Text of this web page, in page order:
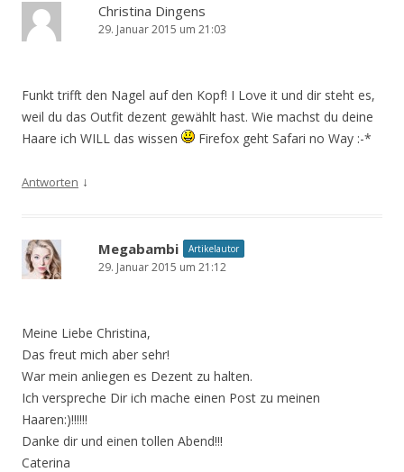
Christina Dingens
29. Januar 2015 um 21:03
Funkt trifft den Nagel auf den Kopf! I Love it und dir steht es,
weil du das Outfit dezent gewählt hast. Wie machst du deine
Haare ich WILL das wissen
Firefox geht Safari no Way :-*
Antworten ↓
Megabambi Artikelautor
29. Januar 2015 um 21:12
Meine Liebe Christina,
Das freut mich aber sehr!
War mein anliegen es Dezent zu halten.
Ich verspreche Dir ich mache einen Post zu meinen
Haaren:)!!!!!!
Danke dir und einen tollen Abend!!!
Caterina